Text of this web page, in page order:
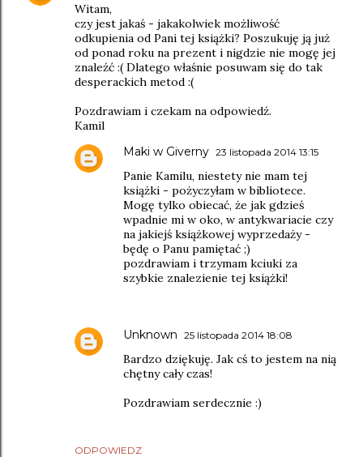
Witam,
czy jest jakaś - jakakolwiek możliwość
odkupienia od Pani tej książki? Poszukuję ją już
od ponad roku na prezent i nigdzie nie mogę jej
znaleźć :( Dlatego właśnie posuwam się do tak
desperackich metod :(
Pozdrawiam i czekam na odpowiedź.
Kamil
ODPOWIEDZ
Maki w Giverny 23 listopada 2014 13:15
Panie Kamilu, niestety nie mam tej
książki - pożyczyłam w bibliotece.
Mogę tylko obiecać, że jak gdzieś
wpadnie mi w oko, w antykwariacie czy
na jakiejś książkowej wyprzedaży -
będę o Panu pamiętać ;)
pozdrawiam i trzymam kciuki za
szybkie znalezienie tej książki!
Unknown 25 listopada 2014 18:08
Bardzo dziękuję. Jak cś to jestem na nią
chętny cały czas!
Pozdrawiam serdecznie :)